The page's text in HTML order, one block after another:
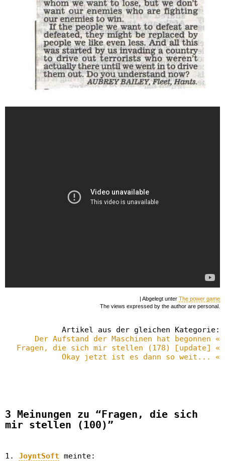
| Abgelegt unter The power game
The views expressed by the author are personal.
Artikel aus der gleichen Kategorie:
Der Aufstand der Maschinen hat begonnen «
Fragen, die sich mir stellen (178) [update] «
Okay jetzt ist es dann so weit... «
3 Meinungen zu “Fragen, die sich
mir stellen (100)”
JoyntSoft meinte: